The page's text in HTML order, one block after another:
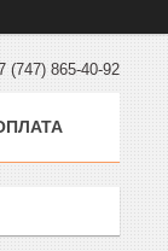
(747) 865-40-92